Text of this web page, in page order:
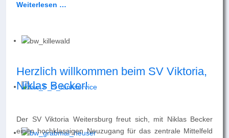
Weiterlesen …
Herzlich willkommen beim SV Viktoria,
Niklas Becker!
Der SV Viktoria Weitersburg freut sich, mit Niklas Becker
einen hochklassigen Neuzugang für das zentrale Mittelfeld